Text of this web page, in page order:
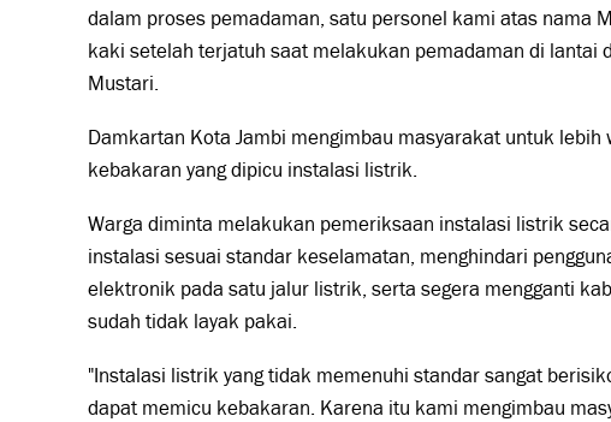
dalam proses pemadaman, satu personel kami atas nama
kaki setelah terjatuh saat melakukan pemadaman di lantai
Mustari.
Damkartan Kota Jambi mengimbau masyarakat untuk lebih
kebakaran yang dipicu instalasi listrik.
Warga diminta melakukan pemeriksaan instalasi listrik
instalasi sesuai standar keselamatan, menghindari
elektronik pada satu jalur listrik, serta segera mengganti
sudah tidak layak pakai.
"Instalasi listrik yang tidak memenuhi standar sangat
dapat memicu kebakaran. Karena itu kami mengimbau